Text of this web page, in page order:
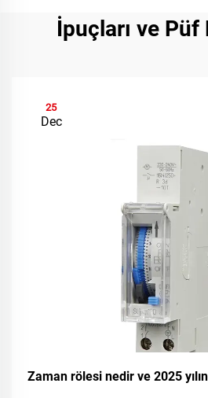
İpuçları ve Püf
25
Dec
Zaman rölesi nedir ve 2025